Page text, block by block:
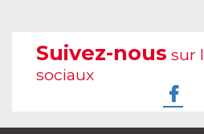
Suivez-nous sur
sociaux